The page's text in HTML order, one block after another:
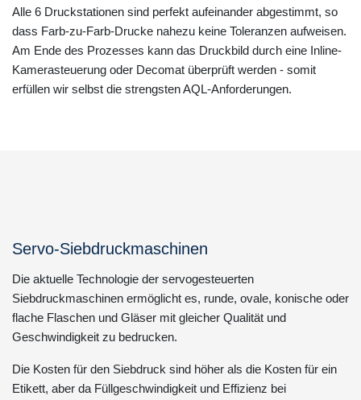
Alle 6 Druckstationen sind perfekt aufeinander abgestimmt, so
dass Farb-zu-Farb-Drucke nahezu keine Toleranzen aufweisen.
Am Ende des Prozesses kann das Druckbild durch eine Inline-
Kamerasteuerung oder Decomat überprüft werden - somit
erfüllen wir selbst die strengsten AQL-Anforderungen.
Servo-Siebdruckmaschinen
Die aktuelle Technologie der servogesteuerten
Siebdruckmaschinen ermöglicht es, runde, ovale, konische oder
flache Flaschen und Gläser mit gleicher Qualität und
Geschwindigkeit zu bedrucken.
Die Kosten für den Siebdruck sind höher als die Kosten für ein
Etikett, aber da Füllgeschwindigkeit und Effizienz bei